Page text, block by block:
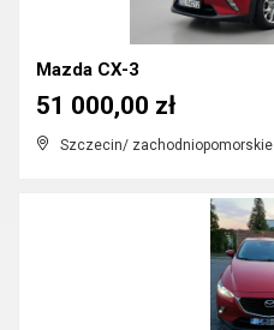
Mazda CX-3
Szczecin/ zachodniopomorskie
51 000,00 zł